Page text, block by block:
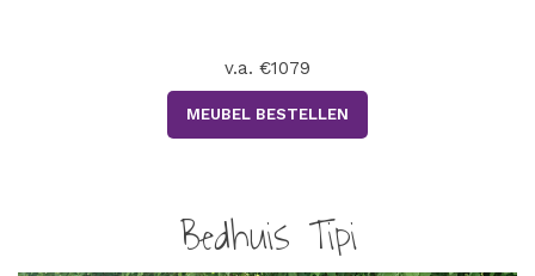
v.a. €1079
MEUBEL BESTELLEN
Bedhuis Tipi